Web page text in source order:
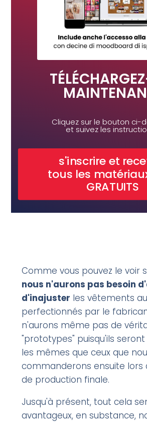
Cliquez sur le bouton ci-
et suivez les
s'inscrire et
tous les
GRATUITS
Comme vous pouvez le voir
nous n'aurons pas besoin
d'inajuster les vêtements
perfectionnés par le
n'aurons même pas de
"prototypes" puisqu'ils
les mêmes que ceux que
commanderons ensuite lors
de production finale.
Jusqu'à présent, tout cela
avantageux, en substance,